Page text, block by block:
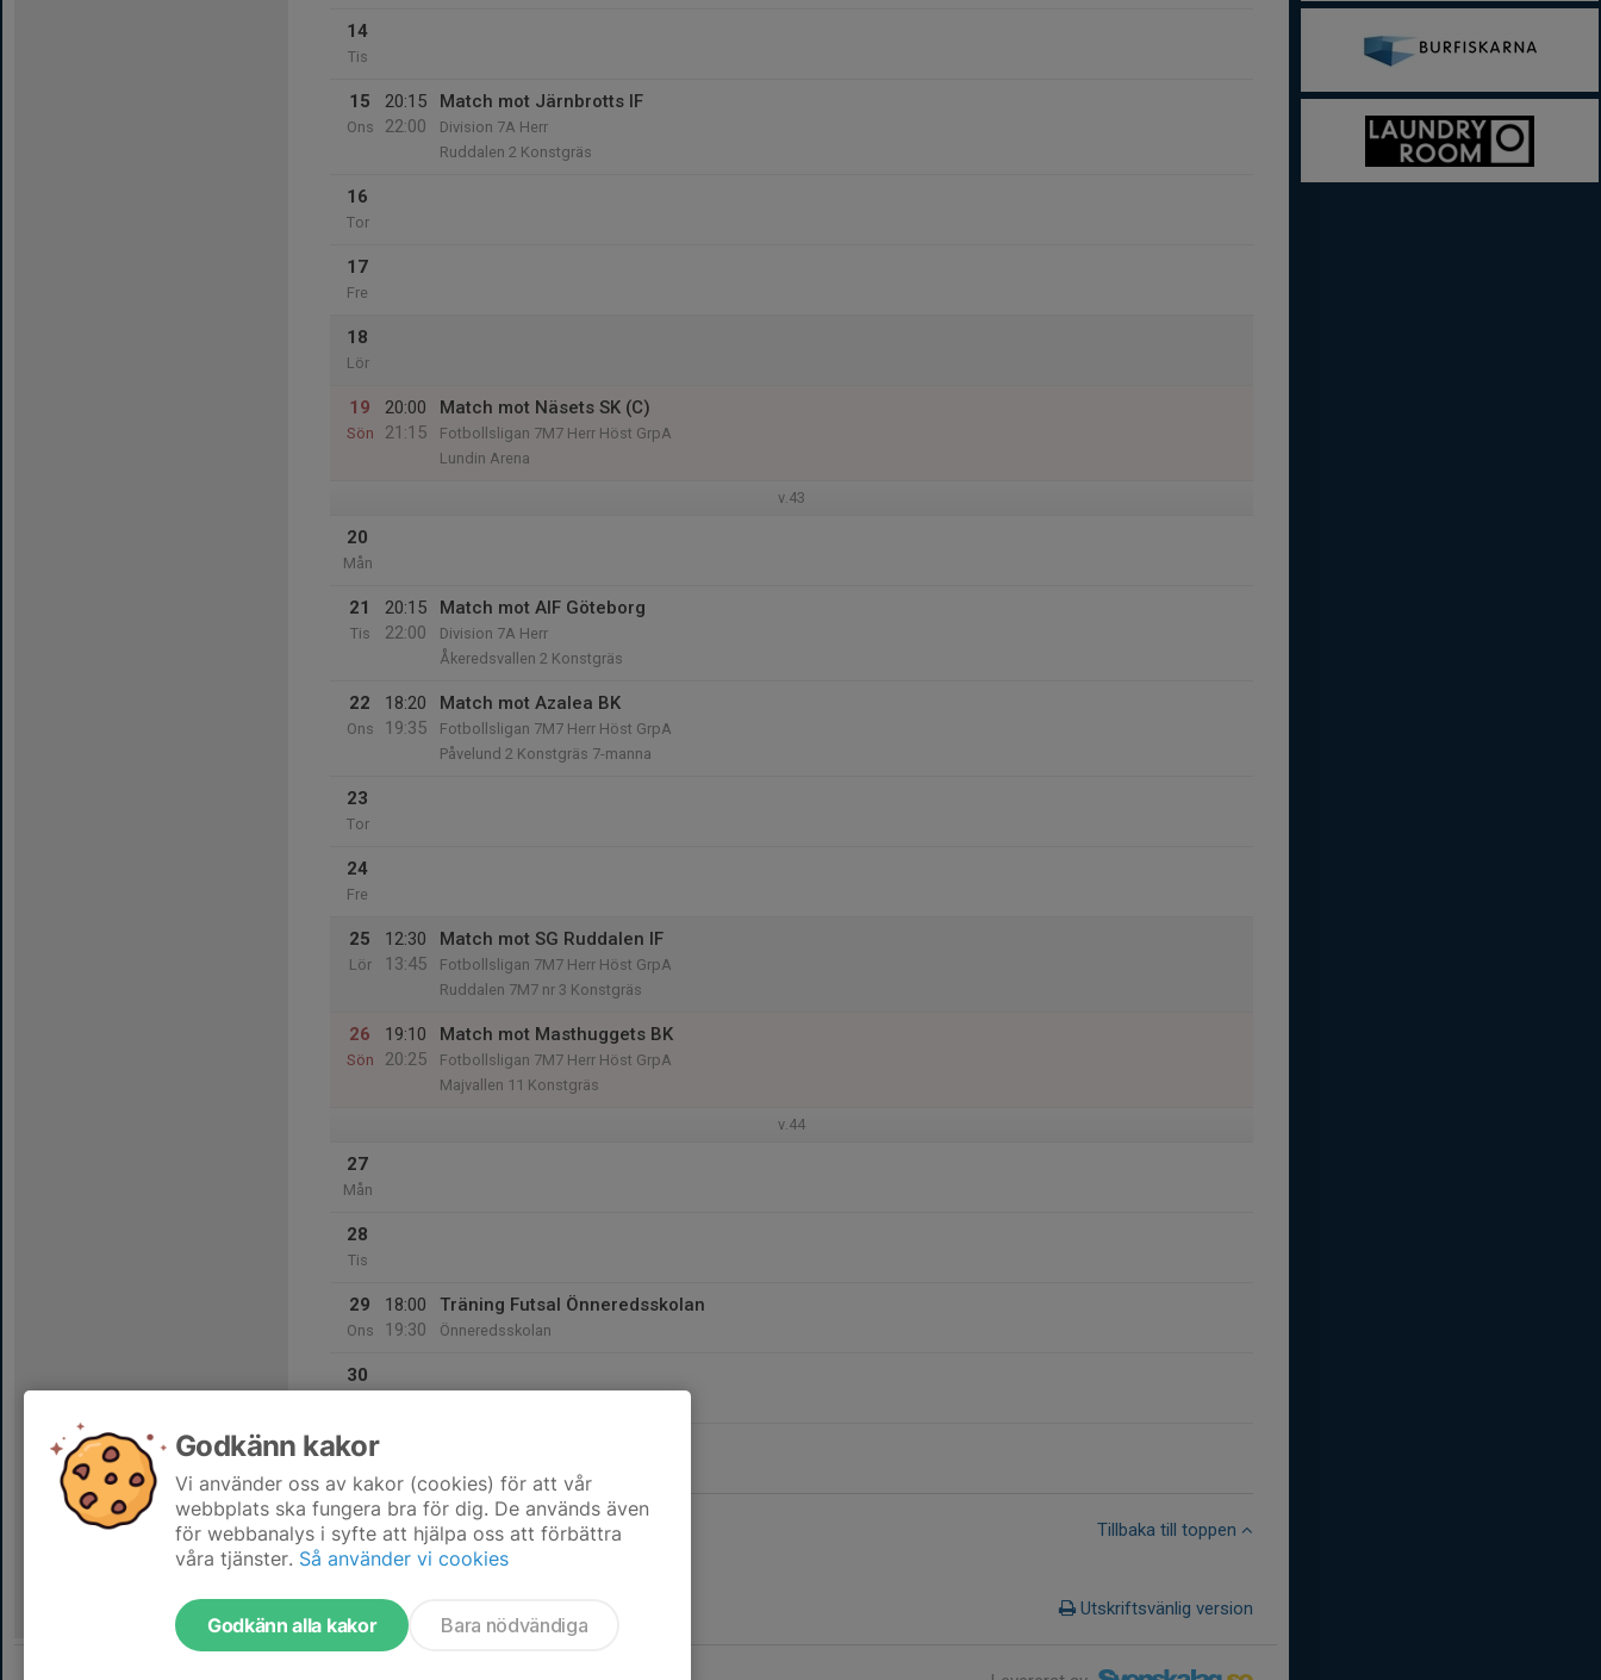
14
Tis
15
Ons
20:15
22:00
Match mot Järnbrotts IF
Division 7A Herr
Ruddalen 2 Konstgräs
16
Tor
17
Fre
18
Lör
19
Sön
20:00
21:15
Match mot Näsets SK (C)
Fotbollsligan 7M7 Herr Höst GrpA
Lundin Arena
v.43
20
Mån
21
Tis
20:15
22:00
Match mot AIF Göteborg
Division 7A Herr
Åkeredsvallen 2 Konstgräs
22
Ons
18:20
19:35
Match mot Azalea BK
Fotbollsligan 7M7 Herr Höst GrpA
Påvelund 2 Konstgräs 7-manna
23
Tor
24
Fre
25
Lör
12:30
13:45
Match mot SG Ruddalen IF
Fotbollsligan 7M7 Herr Höst GrpA
Ruddalen 7M7 nr 3 Konstgräs
26
Sön
19:10
20:25
Match mot Masthuggets BK
Fotbollsligan 7M7 Herr Höst GrpA
Majvallen 11 Konstgräs
v.44
27
Mån
28
Tis
29
Ons
18:00
19:30
Träning Futsal Önneredsskolan
Önneredsskolan
30
31
Tillbaka till toppen
Utskriftsvänlig version
Godkänn kakor
Vi använder oss av kakor (cookies) för att vår
webbplats ska fungera bra för dig. De används även
för webbanalys i syfte att hjälpa oss att förbättra
våra tjänster. Så använder vi cookies
Godkänn alla kakor Bara nödvändiga